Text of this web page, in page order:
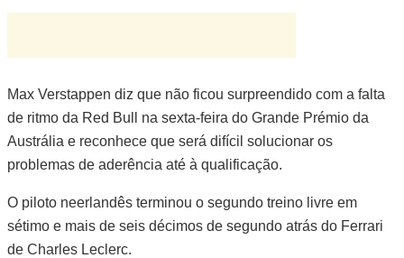
Max Verstappen diz que não ficou surpreendido com a falta
de ritmo da Red Bull na sexta-feira do Grande Prémio da
Austrália e reconhece que será difícil solucionar os
problemas de aderência até à qualificação.
O piloto neerlandês terminou o segundo treino livre em
sétimo e mais de seis décimos de segundo atrás do Ferrari
de Charles Leclerc.